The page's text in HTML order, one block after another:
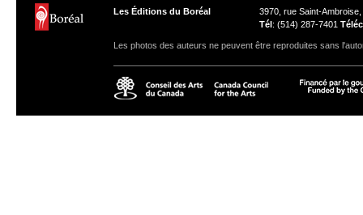
Les Éditions du Boréal
3970, rue Saint-
Tél: (514) 287-7401 Téléc
Les photos des auteurs ne peuvent être reproduites sans